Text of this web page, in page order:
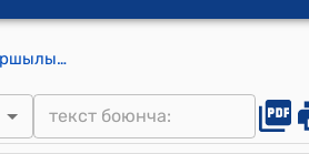
КР 2014-жылдын 18-февралындагы № 32 "Экстремисттик аракеттерге каршылык көрсөтүү жөнүндө" Кыргыз Республикасынын Мыйзамына толуктоолорду киргизүү тууралуу" Мыйзамы